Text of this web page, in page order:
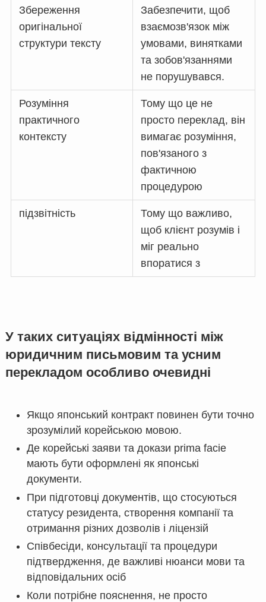
Збереження
оригінальної
структури тексту
Забезпечити, щоб
взаємозв'язок між
умовами, винятками
та зобов'язаннями
не порушувався.
Розуміння
практичного
контексту
Тому що це не
просто переклад, він
вимагає розуміння,
пов'язаного з
фактичною
процедурою
підзвітність
Тому що важливо,
щоб клієнт розумів і
міг реально
впоратися з
У таких ситуаціях відмінності між
юридичним письмовим та усним
перекладом особливо очевидні
Якщо японський контракт повинен бути точно
зрозумілий корейською мовою.
Де корейські заяви та докази prima facie
мають бути оформлені як японські
документи.
При підготовці документів, що стосуються
статусу резидента, створення компанії та
отримання різних дозволів і ліцензій
Співбесіди, консультації та процедури
підтвердження, де важливі нюанси мови та
відповідальних осіб
Коли потрібне пояснення, не просто